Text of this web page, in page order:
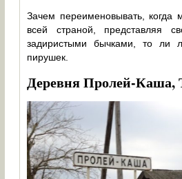
Зачем переименовывать, когда
всей страной, представляя
задиристыми бычками, то ли
пирушек.
Деревня Пролей-Каша,